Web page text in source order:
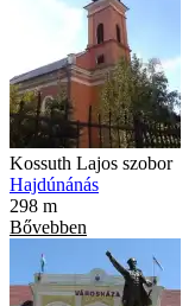
Kossuth Lajos szobor
Hajdúnánás
298 m
Bővebben